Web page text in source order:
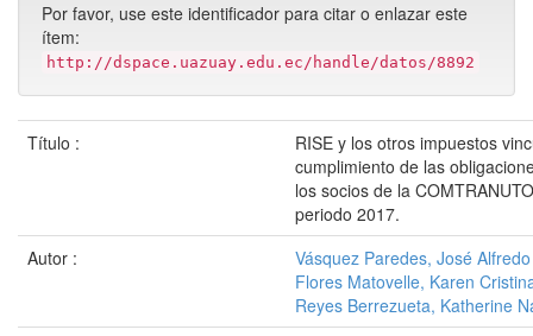
Por favor, use este identificador para citar o enlazar este
ítem:
http://dspace.uazuay.edu.ec/handle/datos/8892
Título :
RISE y los otros impuestos
cumplimiento de las
los socios de la
periodo 2017.
Autor :
Vásquez Paredes, José Alfredo
Flores Matovelle, Karen
Reyes Berrezueta, Katherine